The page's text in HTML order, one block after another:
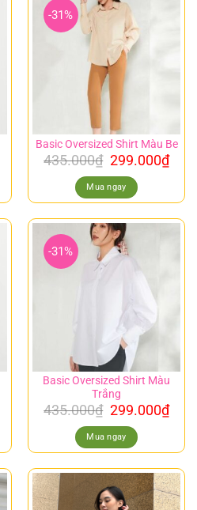
-31%
Basic Oversized Shirt Màu Be
435.000₫ 299.000₫
Mua ngay
-31%
Basic Oversized Shirt Màu
Trắng
435.000₫ 299.000₫
Mua ngay